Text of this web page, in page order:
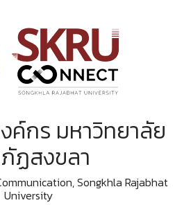
ค์กร มหาวิทยาลัย
ฏสงขลา
Songkhla Rajabhat
University